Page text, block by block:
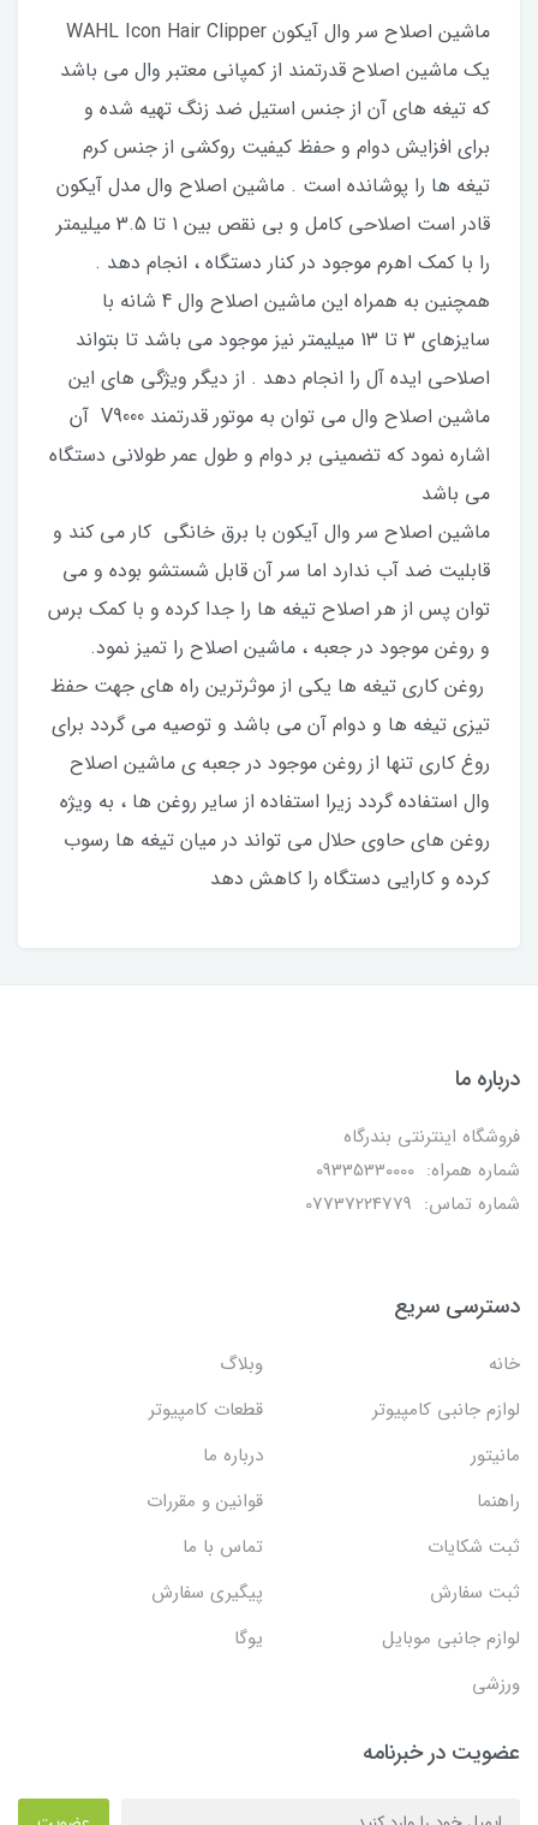
ماشین اصلاح سر وال آیکون WAHL Icon Hair Clipper
یک ماشین اصلاح قدرتمند از کمپانی معتبر وال می باشد
که تیغه های آن از جنس استیل ضد زنگ تهیه شده و
برای افزایش دوام و حفظ کیفیت روکشی از جنس کرم
تیغه ها را پوشانده است . ماشین اصلاح وال مدل آیکون
قادر است اصلاحی کامل و بی نقص بین 1 تا 3.5 میلیمتر
را با کمک اهرم موجود در کنار دستگاه ، انجام دهد .
همچنین به همراه این ماشین اصلاح وال 4 شانه با
سایزهای 3 تا 13 میلیمتر نیز موجود می باشد تا بتواند
اصلاحی ایده آل را انجام دهد . از دیگر ویژگی های این
ماشین اصلاح وال می توان به موتور قدرتمند V9000 آن
اشاره نمود که تضمینی بر دوام و طول عمر طولانی دستگاه
می باشد
ماشین اصلاح سر وال آیکون با برق خانگی کار می کند و
قابلیت ضد آب ندارد اما سر آن قابل شستشو بوده و می
توان پس از هر اصلاح تیغه ها را جدا کرده و با کمک برس
و روغن موجود در جعبه ، ماشین اصلاح را تمیز نمود.
روغن کاری تیغه ها یکی از موثرترین راه های جهت حفظ
تیزی تیغه ها و دوام آن می باشد و توصیه می گردد برای
روغ کاری تنها از روغن موجود در جعبه ی ماشین اصلاح
وال استفاده گردد زیرا استفاده از سایر روغن ها ، به ویژه
روغن های حاوی حلال می تواند در میان تیغه ها رسوب
کرده و کارایی دستگاه را کاهش دهد
درباره ما
فروشگاه اینترنتی بندرگاه
شماره همراه: 09335330000
شماره تماس: 07737224779
دسترسی سریع
خانه
وبلاگ
لوازم جانبی کامپیوتر
قطعات کامپیوتر
مانیتور
درباره ما
راهنما
قوانین و مقررات
ثبت شکایات
تماس با ما
ثبت سفارش
پیگیری سفارش
لوازم جانبی موبایل
یوگا
ورزشی
عضویت در خبرنامه